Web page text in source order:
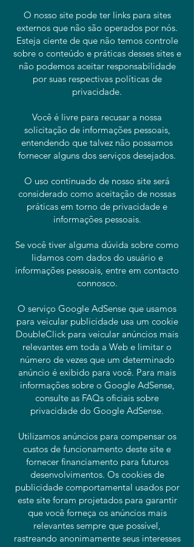
O nosso site pode ter links para sites
externos que não são operados por nós.
Esteja ciente de que não temos controle
sobre o conteúdo e práticas desses sites e
não podemos aceitar responsabilidade
por suas respectivas políticas de
privacidade.
Você é livre para recusar a nossa
solicitação de informações pessoais,
entendendo que talvez não possamos
fornecer alguns dos serviços desejados.
O uso continuado de nosso site será
considerado como aceitação de nossas
práticas em torno de privacidade e
informações pessoais.
Se você tiver alguma dúvida sobre como
lidamos com dados do usuário e
informações pessoais, entre em contacto
connosco.
O serviço Google AdSense que usamos
para veicular publicidade usa um cookie
DoubleClick para veicular anúncios mais
relevantes em toda a Web e limitar o
número de vezes que um determinado
anúncio é exibido para você. Para mais
informações sobre o Google AdSense,
consulte as FAQs oficiais sobre
privacidade do Google AdSense.
Utilizamos anúncios para compensar os
custos de funcionamento deste site e
fornecer financiamento para futuros
desenvolvimentos. Os cookies de
publicidade comportamental usados ​​por
este site foram projetados para garantir
que você forneça os anúncios mais
relevantes sempre que possível,
rastreando anonimamente seus interesses